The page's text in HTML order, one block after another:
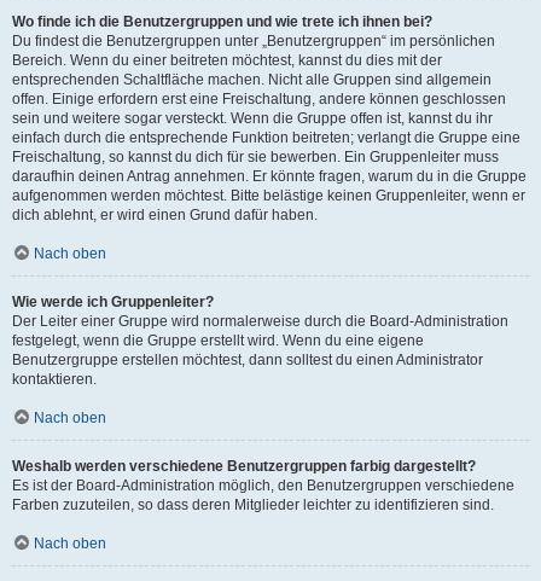
Wo finde ich die Benutzergruppen und wie trete ich ihnen bei?
Du findest die Benutzergruppen unter „Benutzergruppen“ im persönlichen
Bereich. Wenn du einer beitreten möchtest, kannst du dies mit der
entsprechenden Schaltfläche machen. Nicht alle Gruppen sind allgemein
offen. Einige erfordern erst eine Freischaltung, andere können geschlossen
sein und weitere sogar versteckt. Wenn die Gruppe offen ist, kannst du ihr
einfach durch die entsprechende Funktion beitreten; verlangt die Gruppe eine
Freischaltung, so kannst du dich für sie bewerben. Ein Gruppenleiter muss
daraufhin deinen Antrag annehmen. Er könnte fragen, warum du in die Gruppe
aufgenommen werden möchtest. Bitte belästige keinen Gruppenleiter, wenn er
dich ablehnt, er wird einen Grund dafür haben.
Nach oben
Wie werde ich Gruppenleiter?
Der Leiter einer Gruppe wird normalerweise durch die Board-Administration
festgelegt, wenn die Gruppe erstellt wird. Wenn du eine eigene
Benutzergruppe erstellen möchtest, dann solltest du einen Administrator
kontaktieren.
Nach oben
Weshalb werden verschiedene Benutzergruppen farbig dargestellt?
Es ist der Board-Administration möglich, den Benutzergruppen verschiedene
Farben zuzuteilen, so dass deren Mitglieder leichter zu identifizieren sind.
Nach oben